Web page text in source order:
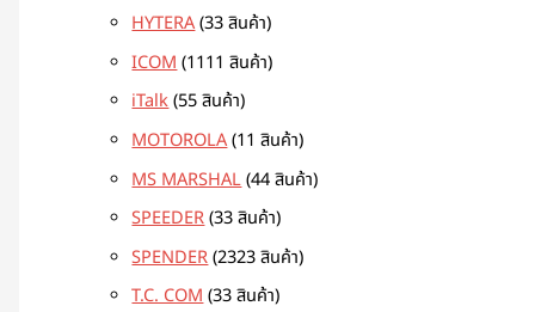
HYTERA 33 สินค้า
ICOM 1111 สินค้า
iTalk 55 สินค้า
MOTOROLA 11 สินค้า
MS MARSHAL 44 สินค้า
SPEEDER 33 สินค้า
SPENDER 2323 สินค้า
T.C. COM 33 สินค้า